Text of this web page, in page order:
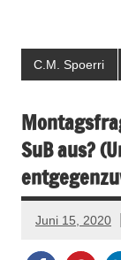
C.M. Spoerri
SuB aus?
Juni 15, 2020